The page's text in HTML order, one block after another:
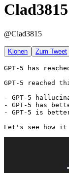
Clad3815
@Clad3815
Klonen Zum Tweet
GPT-5 has
GPT-5 reached
- GPT-5
- GPT-5 has
- GPT-5 is
Let's see how